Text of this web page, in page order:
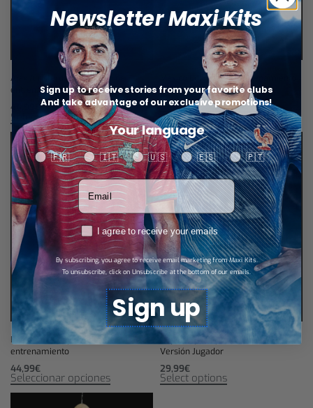
Ajax Amsterdam Conjunto de
entrenamiento
44,99
Seleccionar opciones
México Conjunto de entrenamiento
44,99 €
Seleccionar opciones
Barcelona Conjunto de
entrenamiento
44,99€
Seleccionar opciones
Nápoles jersey visitante 25/26 –
Versión Jugador
29,99€
Select options
Newsletter Maxi Kits
Sign up to receive stories from your favorite clubs
And take advantage of our exclusive promotions!
Your language
Your language
🇫🇷 🇮🇹 🇺🇸 🇪🇸 🇵🇹
Votre adresse email
RGPDI agree to receive your emails
By subscribing, you agree to receive email marketing from Maxi Kits.
To unsubscribe, click on Unsubscribe at the bottom of our emails.
Sign up